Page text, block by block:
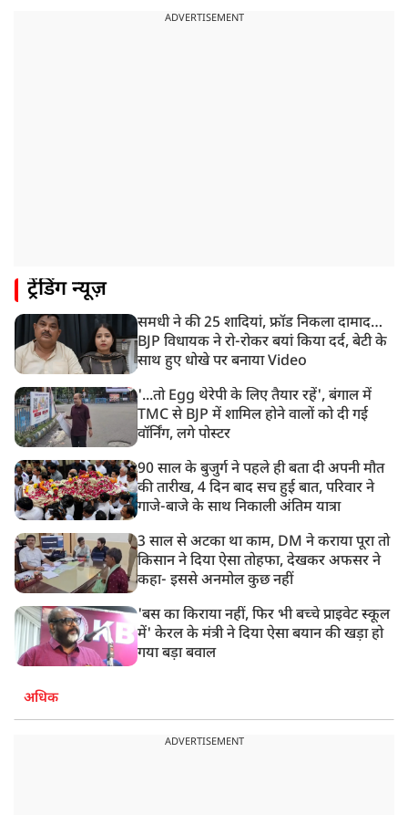
JPSC परीक्षा विवाद: अनशन पर बैठे छात्र नेता देवेंद्र महतो की
रांची: छात्रों और झारखंड सरकार के बीच आज होगी तीसरे दौर
8:22 AM
देशभर में आज से 'हर घर तिरंगा' अभियान, सीएम योगी लखनऊ
में करेंगे यात्रा का शुभारंभ
ADVERTISEMENT
ट्रेंडिंग न्यूज़
समधी ने की 25 शादियां, फ्रॉड निकला दामाद…
BJP विधायक ने रो-रोकर बयां किया दर्द, बेटी के
साथ हुए धोखे पर बनाया Video
'...तो Egg थेरेपी के लिए तैयार रहें', बंगाल में
TMC से BJP में शामिल होने वालों को दी गई
वॉर्निंग, लगे पोस्टर
90 साल के बुजुर्ग ने पहले ही बता दी अपनी मौत
की तारीख, 4 दिन बाद सच हुई बात, परिवार ने
गाजे-बाजे के साथ निकाली अंतिम यात्रा
3 साल से अटका था काम, DM ने कराया पूरा तो
किसान ने दिया ऐसा तोहफा, देखकर अफसर ने
कहा- इससे अनमोल कुछ नहीं
'बस का किराया नहीं, फिर भी बच्चे प्राइवेट स्कूल
में' केरल के मंत्री ने दिया ऐसा बयान की खड़ा हो
गया बड़ा बवाल
अधिक
ADVERTISEMENT